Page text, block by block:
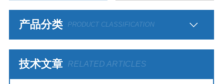
产品分类 PRODUCT CLASSIFICATION
技术文章 RELATED ARTICLES